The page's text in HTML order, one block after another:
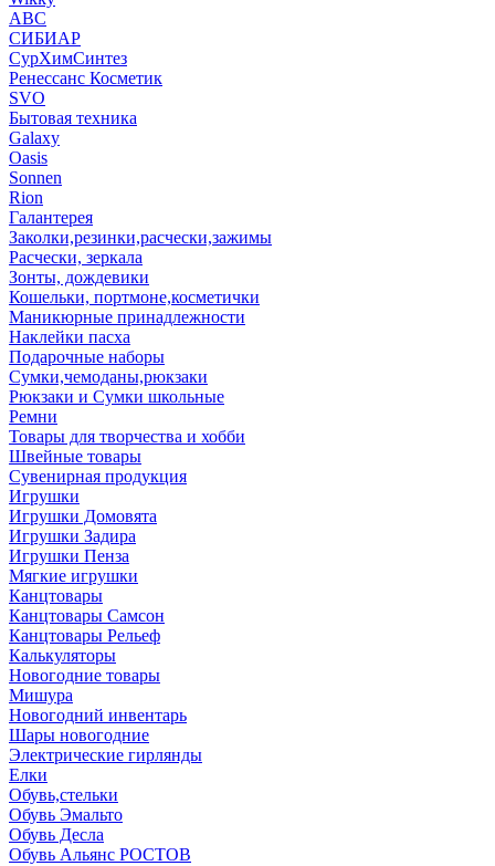
АВС
СИБИАР
СурХимСинтез
Ренессанс Косметик
SVO
Бытовая техника
Galaxy
Oasis
Sonnen
Rion
Галантерея
Заколки,резинки,расчески,зажимы
Расчески, зеркала
Зонты, дождевики
Кошельки, портмоне,косметички
Маникюрные принадлежности
Наклейки пасха
Подарочные наборы
Сумки,чемоданы,рюкзаки
Рюкзаки и Сумки школьные
Ремни
Товары для творчества и хобби
Швейные товары
Сувенирная продукция
Игрушки
Игрушки Домовята
Игрушки Задира
Игрушки Пенза
Мягкие игрушки
Канцтовары
Канцтовары Самсон
Канцтовары Рельеф
Калькуляторы
Новогодние товары
Мишура
Новогодний инвентарь
Шары новогодние
Электрические гирлянды
Елки
Обувь,стельки
Обувь Эмальто
Обувь Десла
Обувь Альянс РОСТОВ